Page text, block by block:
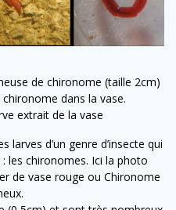
de chironome (taille 2cm)
dans la vase.
extrait de la vase
larves d’un genre d’insecte qui
les chironomes. Ici la photo
de vase rouge ou Chironome